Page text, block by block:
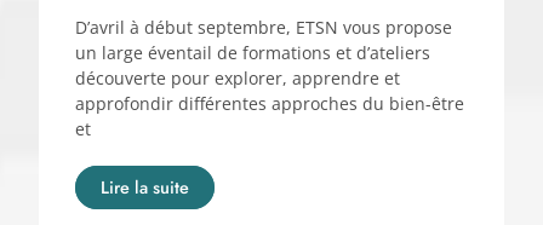
D’avril à début septembre, ETSN vous propose
un large éventail de formations et d’ateliers
découverte pour explorer, apprendre et
approfondir différentes approches du bien-être
et
Lire la suite